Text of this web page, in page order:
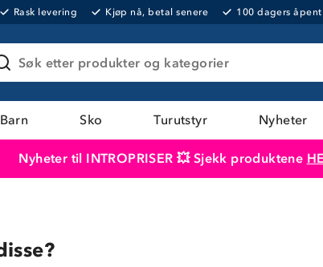
Rask levering Kjøp nå, betal senere 100 dagers
Søk etter produkter og kategorier
Barn Sko Turutstyr Nyheter
Nyheter til INTROPRISER 💥 Sjekk produktene